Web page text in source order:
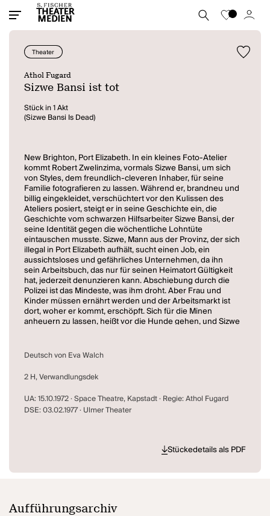
Theater
Athol Fugard
Sizwe Bansi ist tot
Stück in 1 Akt
(Sizwe Bansi Is Dead)
New Brighton, Port Elizabeth. In ein kleines Foto-Atelier
kommt Robert Zwelinzima, vormals Sizwe Bansi, um sich
von Styles, dem freundlich-cleveren Inhaber, für seine
Familie fotografieren zu lassen. Während er, brandneu und
billig eingekleidet, verschüchtert vor den Kulissen des
Ateliers posiert, steigt er in seine Geschichte ein, die
Geschichte vom schwarzen Hilfsarbeiter Sizwe Bansi, der
seine Identität gegen die wöchentliche Lohntüte
eintauschen musste. Sizwe, Mann aus der Provinz, der sich
illegal in Port Elizabeth aufhält, sucht einen Job, ein
aussichtsloses und gefährliches Unternehmen, da ihn
sein Arbeitsbuch, das nur für seinen Heimatort Gültigkeit
hat, jederzeit denunzieren kann. Abschiebung durch die
Polizei ist das Mindeste, was ihm droht. Aber Frau und
Kinder müssen ernährt werden und der Arbeitsmarkt ist
dort, woher er kommt, erschöpft. Sich für die Minen
anheuern zu lassen, heißt vor die Hunde gehen, und Sizwe
Versuch, die behördlichen Bestimmungen zu unterlaufen,
Aufenthaltserlaubnis und ohne weiße Protektion besteht
keine Chance, Fuß zu fassen. Nichts anderes bleibt ihm
übrig als so schnell wie möglich zurückzukehren nach
Kingwilliamstown, in die Misere, aus der er aufgebrochen
ist. Auf dem Heimweg stößt er in einer Seitenstraße auf die
Sizwe ist vor die Wahl gestellt: Aufgabe der Identität,
Verlust seines Namens als Preis für den Aufstieg in die
Verelendung.
Deutsch von Eva Walch
2 H, Verwandlungsdek
UA: 15.10.1972 · Space Theatre, Kapstadt · Regie: Athol Fugard
DSE: 03.02.1977 · Ulmer Theater
Stückedetails als PDF
Aufführungsarchiv